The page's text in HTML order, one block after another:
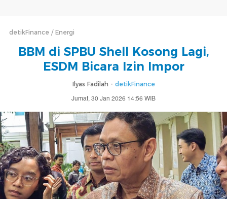
detikFinance Energi
BBM di SPBU Shell Kosong Lagi,
ESDM Bicara Izin Impor
Ilyas Fadilah - detikFinance
Jumat, 30 Jan 2026 14:56 WIB